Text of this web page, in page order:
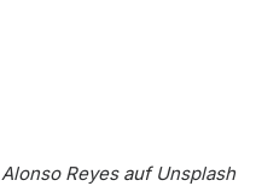
Alonso Reyesauf Unsplash